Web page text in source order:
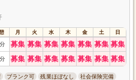
月 火 水 木 金 土 日
募集 募集 募集 募集 募集 募集 募集
募集 募集 募集 募集 募集 募集 募集
ブランク可 残業ほぼなし 社会保険完備